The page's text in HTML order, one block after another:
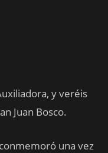
y veréis
Juan Bosco.
una vez